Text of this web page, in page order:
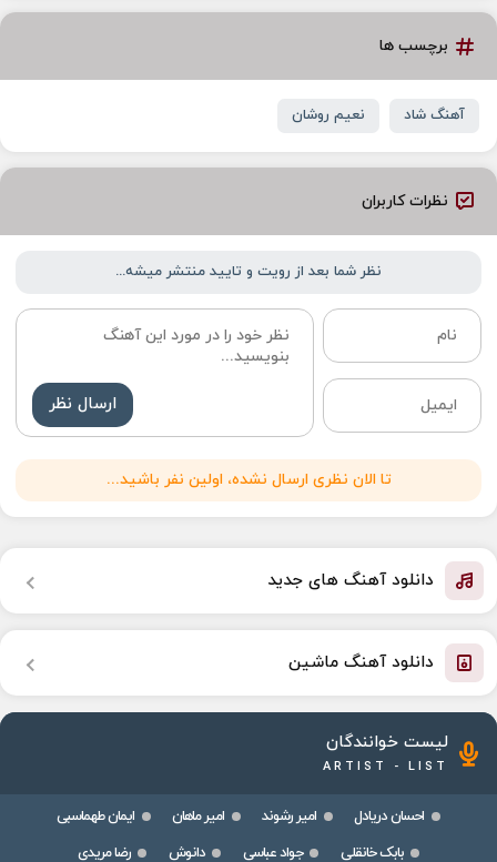
برچسب ها
آهنگ شاد نعیم روشان
نظرات کاربران
نظر شما بعد از رویت و تایید منتشر میشه...
ارسال نظر
تا الان نظری ارسال نشده، اولین نفر باشید...
دانلود آهنگ های جدید
دانلود آهنگ ماشین
لیست خوانندگان
ARTIST - LIST
احسان دریادل امیر رشوند امیر ماهان
ایمان طهماسبی
بابک خانقلی
جواد عباسی دانوش
رضا مریدی